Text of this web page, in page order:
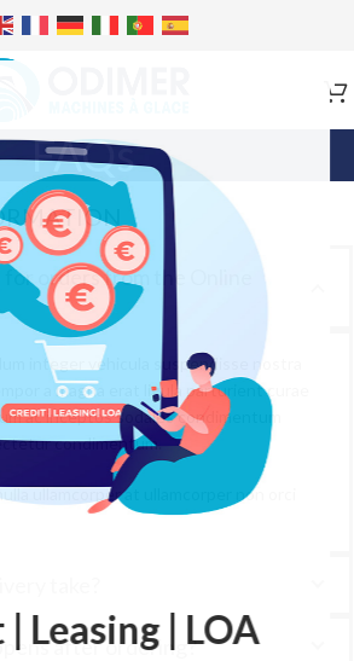
Leasing | LOA
FAQs
for orders from the Online
integer vehicula suspendisse nostra
a magna erat ligula parturient curae
ac inceptos sodales condimentum
condimentum.
ullamcorper at ullamcorper non orci
after ordering?